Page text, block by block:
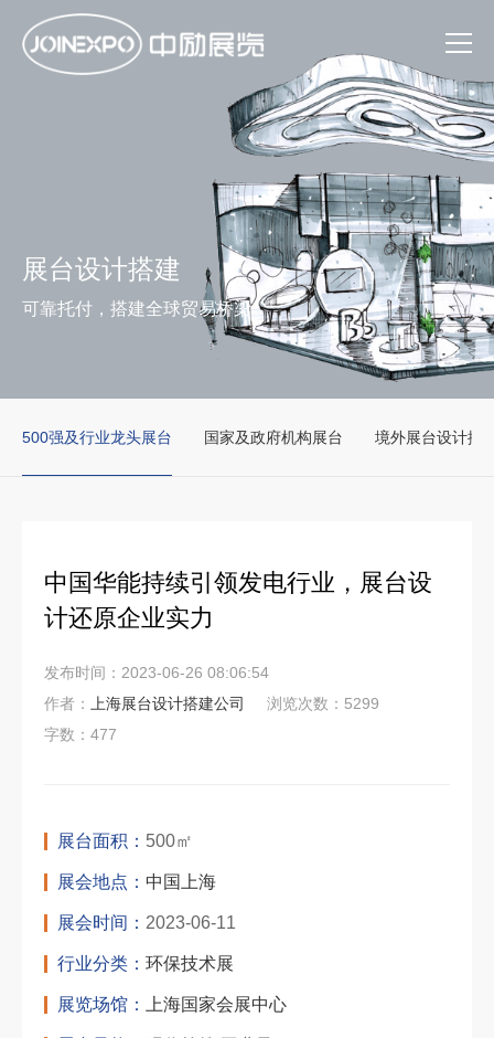
展台设计搭建
可靠托付，搭建全球贸易桥梁
500强及行业龙头展台 国家及政府机构展台 境外展台设计搭
中国华能持续引领发电行业，展台设
计还原企业实力
发布时间：2023-06-26 08:06:54
作者： 上海展台设计搭建公司
浏览次数：5299
字数：477
展台面积： 500㎡
展会地点： 中国上海
展会时间： 2023-06-11
行业分类： 环保技术展
展览场馆： 上海国家会展中心